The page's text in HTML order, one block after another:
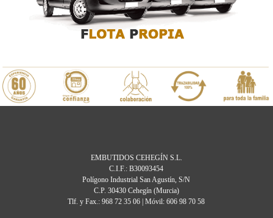
EMBUTIDOS CEHEGÍN S.L.
C.I.F.: B30093454
Polígono Industrial San Agustín, S/N
C.P. 30430 Cehegín (Murcia)
Tlf. y Fax.: 968 72 35 06 | Móvil: 606 98 70 58